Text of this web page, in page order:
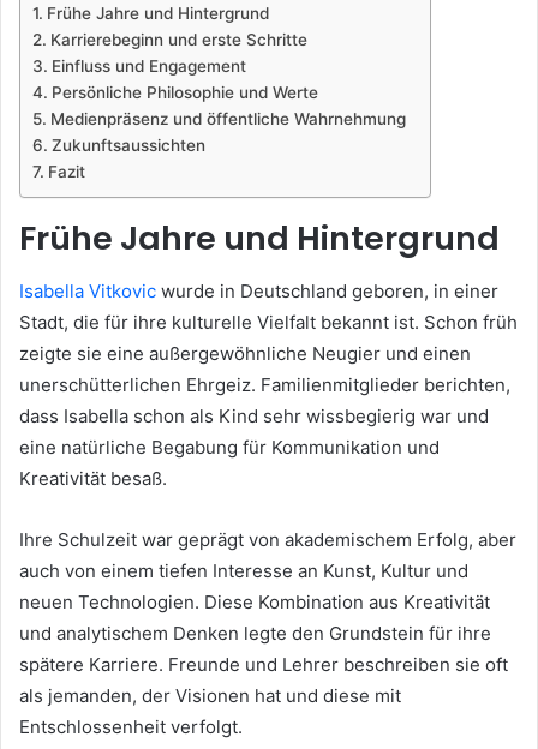
Frühe Jahre und Hintergrund
Karrierebeginn und erste Schritte
Einfluss und Engagement
Persönliche Philosophie und Werte
Medienpräsenz und öffentliche Wahrnehmung
Zukunftsaussichten
Fazit
Frühe Jahre und Hintergrund
Isabella Vitkovic wurde in Deutschland geboren, in einer
Stadt, die für ihre kulturelle Vielfalt bekannt ist. Schon früh
zeigte sie eine außergewöhnliche Neugier und einen
unerschütterlichen Ehrgeiz. Familienmitglieder berichten,
dass Isabella schon als Kind sehr wissbegierig war und
eine natürliche Begabung für Kommunikation und
Kreativität besaß.
Ihre Schulzeit war geprägt von akademischem Erfolg, aber
auch von einem tiefen Interesse an Kunst, Kultur und
neuen Technologien. Diese Kombination aus Kreativität
und analytischem Denken legte den Grundstein für ihre
spätere Karriere. Freunde und Lehrer beschreiben sie oft
als jemanden, der Visionen hat und diese mit
Entschlossenheit verfolgt.